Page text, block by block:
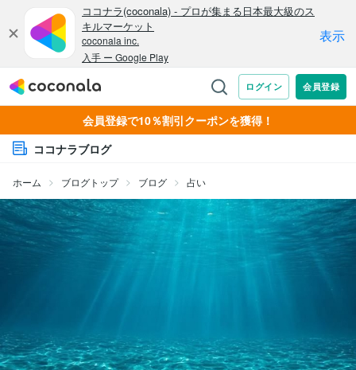
会員登録で10％割引クーポンを獲得！
ココナラブログ
ホーム ブログトップ ブログ 占い